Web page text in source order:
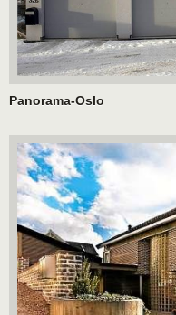
Panorama-Oslo